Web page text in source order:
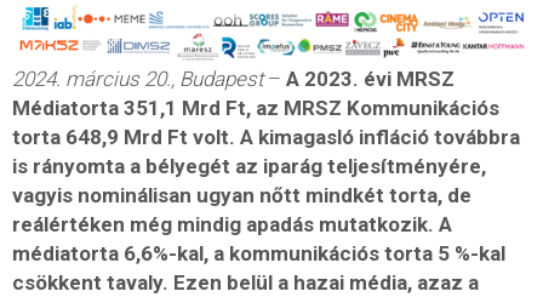
2024. március 20., Budapest– A 2023. évi MRSZ
Médiatorta 351,1 Mrd Ft, az MRSZ Kommunikációs
torta 648,9 Mrd Ft volt. A kimagasló infláció továbbra
is rányomta a bélyegét az iparág teljesítményére,
vagyis nominálisan ugyan nőtt mindkét torta, de
reálértéken még mindig apadás mutatkozik. A
médiatorta 6,6%-kal, a kommunikációs torta 5 %-kal
csökkent tavaly. Ezen belül a hazai média, azaz a